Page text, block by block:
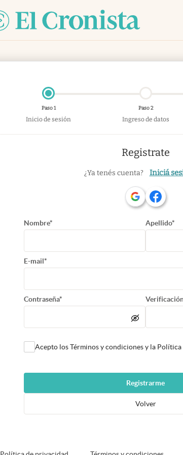
Paso 1
Inicio de sesión
Paso 2
Ingreso de datos
Registrate
¿Ya tenés cuenta? Iniciá
Nombre* Apellido*
E-mail*
Contraseña*
Acepto los Términos y condiciones y la
Registrarme
Volver